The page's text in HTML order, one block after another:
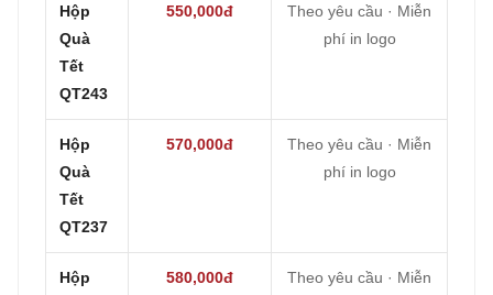
Hộp
Quà
Tết
QT243
550,000đ
Theo yêu cầu · Miễn
phí in logo
Hộp
Quà
Tết
QT237
570,000đ
Theo yêu cầu · Miễn
phí in logo
Hộp
580,000đ
Theo yêu cầu · Miễn